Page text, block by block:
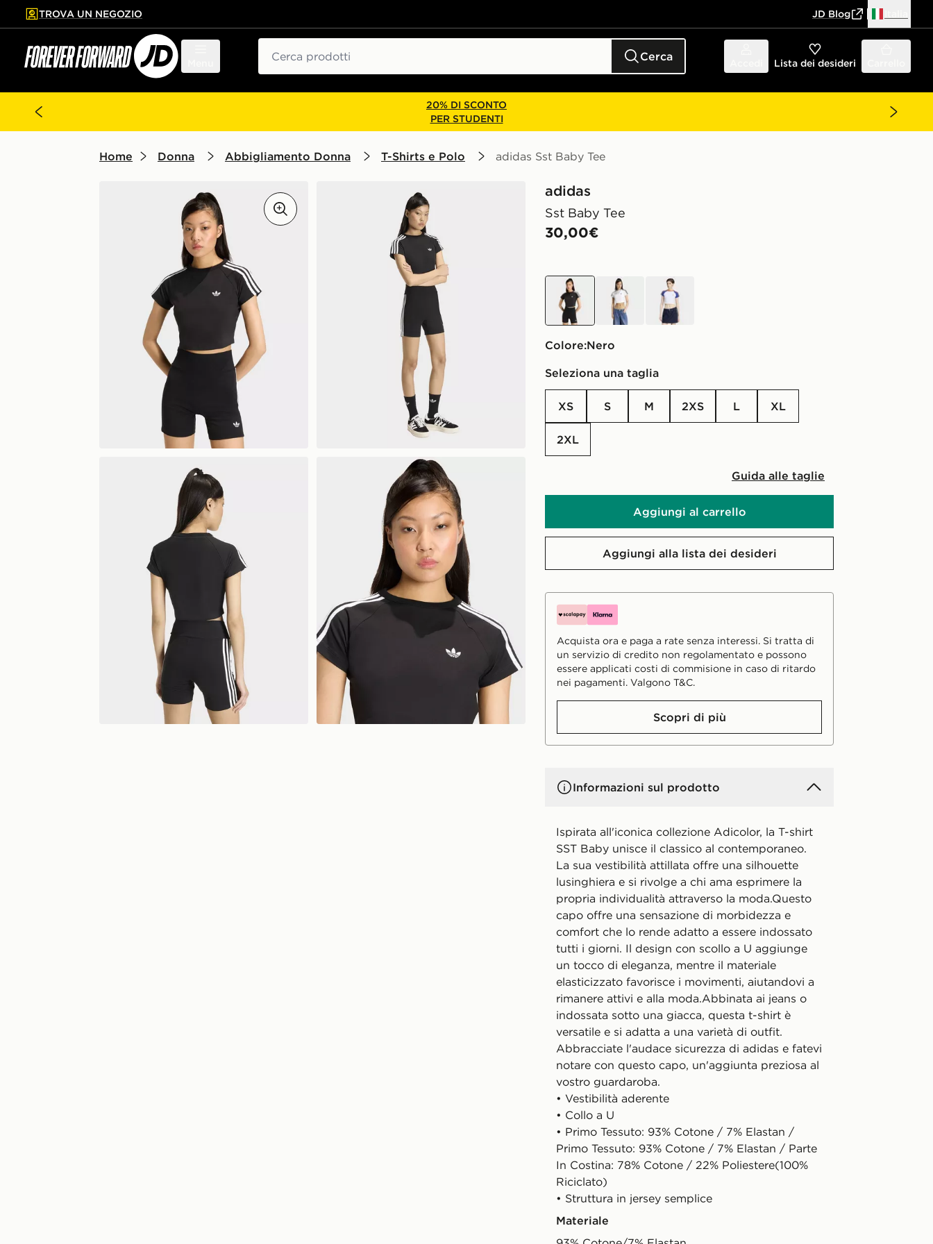
contenuto principale
a fondo pagina
TROVA UN NEGOZIO JD Blog
Cerca Lista dei desideri
20% DI SCONTO
PER STUDENTI
Home Donna Abbigliamento Donna T-Shirts e Polo adidas Sst Baby Tee
adidas
Sst Baby Tee
30,00€
nero Bianco Bianco
Colore:
nero
Seleziona una taglia
XS S M 2XS L XL
2XL
Guida alle taglie
Aggiungi al carrello
Aggiungi alla lista dei desideri
Acquista ora e paga a rate senza interessi. Si tratta di
un servizio di credito non regolamentato e possono
essere applicati costi di commisione in caso di ritardo
nei pagamenti. Valgono T&C.
Scopri di più
Informazioni sul prodotto
Ispirata all'iconica collezione Adicolor, la T-shirt
SST Baby unisce il classico al contemporaneo.
La sua vestibilità attillata offre una silhouette
lusinghiera e si rivolge a chi ama esprimere la
propria individualità attraverso la moda.Questo
capo offre una sensazione di morbidezza e
comfort che lo rende adatto a essere indossato
tutti i giorni. Il design con scollo a U aggiunge
un tocco di eleganza, mentre il materiale
elasticizzato favorisce i movimenti, aiutandovi a
rimanere attivi e alla moda.Abbinata ai jeans o
indossata sotto una giacca, questa t-shirt è
versatile e si adatta a una varietà di outfit.
Abbracciate l'audace sicurezza di adidas e fatevi
notare con questo capo, un'aggiunta preziosa al
vostro guardaroba.
• Vestibilità aderente
• Collo a U
• Primo Tessuto: 93% Cotone / 7% Elastan /
Primo Tessuto: 93% Cotone / 7% Elastan / Parte
In Costina: 78% Cotone / 22% Poliestere(100%
Riciclato)
• Struttura in jersey semplice
Materiale